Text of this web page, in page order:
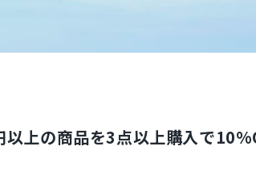
上の商品を3点以上購入で